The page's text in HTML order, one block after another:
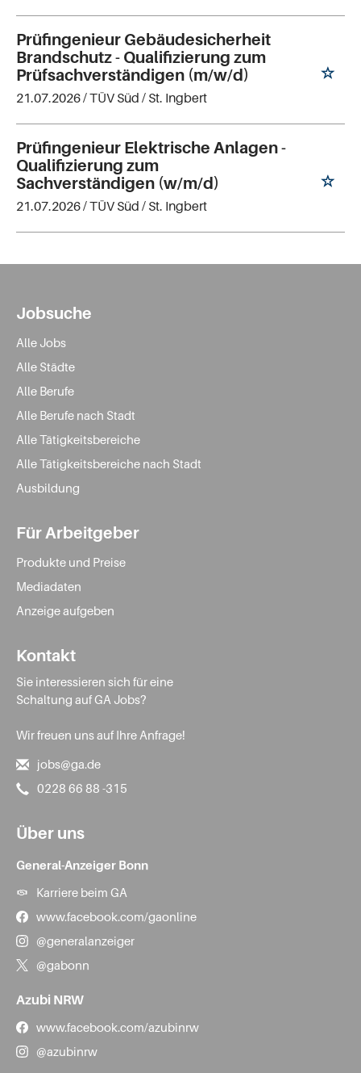
Prüfingenieur Gebäudesicherheit
Brandschutz - Qualifizierung zum
Prüfsachverständigen (m/w/d)
21.07.2026 /TÜV Süd / St. Ingbert
Prüfingenieur Elektrische Anlagen -
Qualifizierung zum
Sachverständigen (w/m/d)
21.07.2026 /TÜV Süd / St. Ingbert
Jobsuche
Alle Jobs
Alle Städte
Alle Berufe
Alle Berufe nach Stadt
Alle Tätigkeitsbereiche
Alle Tätigkeitsbereiche nach Stadt
Ausbildung
Für Arbeitgeber
Produkte und Preise
Mediadaten
Anzeige aufgeben
Kontakt
Sie interessieren sich für eine
Schaltung auf GA Jobs?
Wir freuen uns auf Ihre Anfrage!
jobs@ga.de
0228 66 88 -315
Über uns
General-Anzeiger Bonn
Karriere beim GA
www.facebook.com/gaonline
@generalanzeiger
@gabonn
Azubi NRW
www.facebook.com/azubinrw
@azubinrw